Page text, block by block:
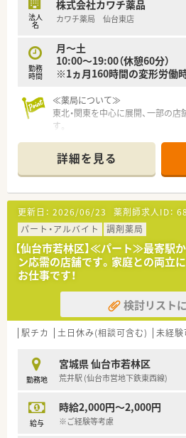
■新卒や未経験の方、ブランクが
り、幅広い層の薬剤師を積極的に受
や年末年始などの長期休暇制度も
【勤務実態について】
■月曜日から金曜日は9時から18
■稼働日×8時間で月160時間から
在宅のスケジュールに合わせて柔
■施設在宅への対応があるため、
ており、マイカーでの通勤や駐車
法人
名
株式会社カワチ薬品
カワチ薬局 仙台東店
勤務
時間
月～土
10:00～19:00（休憩60分）
※1ヵ月160時間の変形労働
≪薬局について≫
東北・関東を中心に展開、一部の
す。
の実現を目指し
スケール・品揃え・価格・利便性の
1店舗あたりの売上高は業界平均
る安定企業。
また、売場戦略の策定やスタッフ
品揃えの提案等の権限をそれぞれ
社員のモチベーション維持はもちろ
地域に本当に必要なサービスを提
局です。
詳細を見る
更新日： 2026/06/23 薬剤師求人ID：
パート・アルバイト
調剤薬局
【仙台市若林区】≪パート≫最寄駅
ン応需の店舗です。家庭との両立
お仕事です！
検討リスト
駅チカ 土日休み(相談可含む) 未経験
勤務地
宮城県 仙台市若林区
荒井駅 (仙台市営地下鉄東西線)
給与
時給2,000円～2,000円
※ご経験等考慮